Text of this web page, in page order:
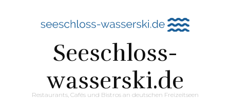
Seeschloss-
wasserski.de
Restaurants, Cafés und Bistros an deutschen Freizeitseen